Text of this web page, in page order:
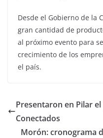
Desde el Gobierno de la
gran cantidad de
al próximo evento para
crecimiento de los
el país.
Presentaron en Pilar
Conectados
Morón: cronograma